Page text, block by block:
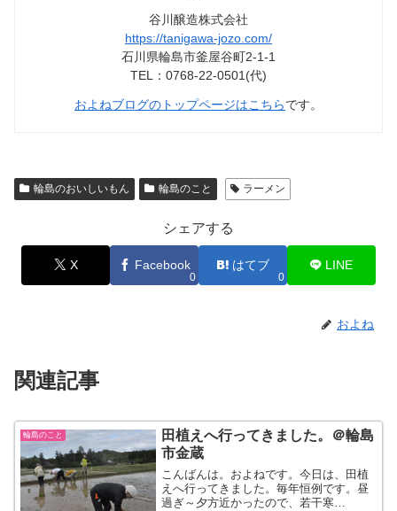
谷川醸造株式会社
https://tanigawa-jozo.com/
石川県輪島市釜屋谷町2-1-1
TEL：0768-22-0501(代)
およねブログのトップページはこちらです。
輪島のおいしいもん 輪島のこと ラーメン
シェアする
X Facebook
0
はてブ
0
LINE
およね
関連記事
輪島のこと
田植えへ行ってきました。＠輪島
市金蔵
こんばんは。およねです。今日は、田植
えへ行ってきました。毎年恒例です。昼
過ぎ～夕方近かったので、若干寒